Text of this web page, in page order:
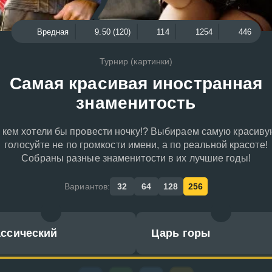
Вредная 9.50 (120) 114 1254 446
Турнир (картинки)
Самая красивая иностранная
знаменитость
хотели бы провести ночку!? Выбираем самую
голосуйте не по громкости имени, а по реальной красоте!
Собраны разные знаменитости в их лучшие годы!
Вариантов: 32 64 128 256
Царь горы